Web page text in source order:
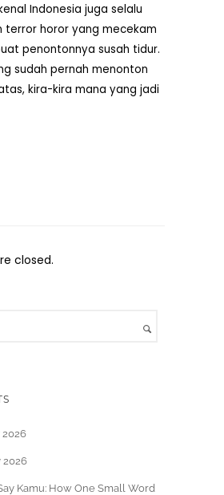
Indonesia juga selalu
terror horor yang mecekam
penontonnya susah tidur.
sudah pernah menonton
kira-kira mana yang jadi
closed.
2026
2026
Kamu: How One Small Word